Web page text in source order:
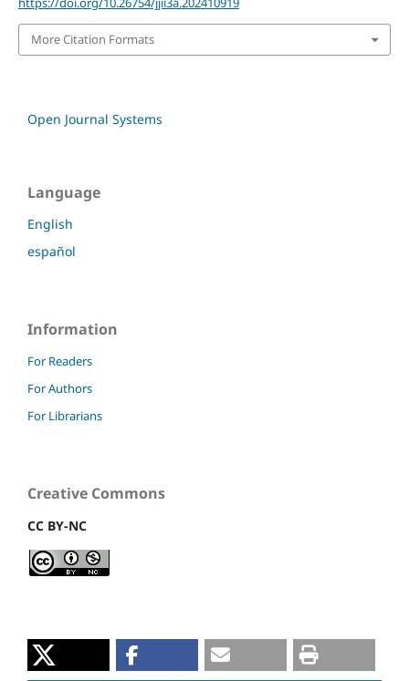
More Citation Formats
Open Journal Systems
Language
English
español
Information
For Readers
For Authors
For Librarians
Creative Commons
CC BY-NC